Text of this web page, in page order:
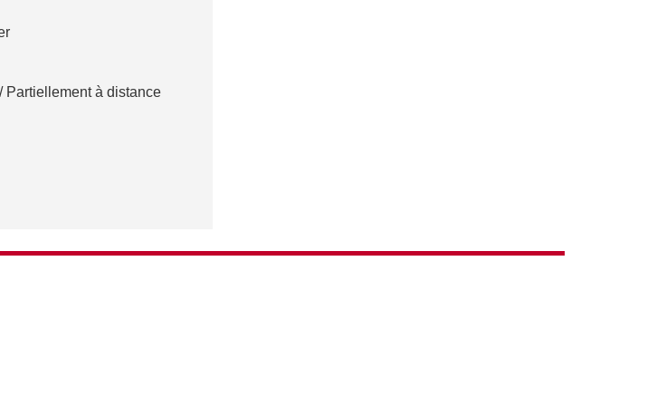
Partiellement à distance